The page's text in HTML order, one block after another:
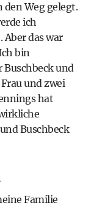
Weg gelegt.
ich
das war
bin
Buschbeck und
und zwei
hat
Buschbeck
Familie